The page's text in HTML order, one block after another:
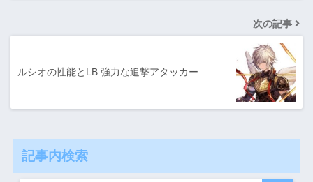
次の記事
ルシオの性能とLB 強力な追撃アタッカー
記事内検索